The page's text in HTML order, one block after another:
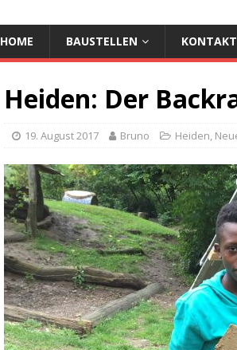
HOME BAUSTELLEN KONTAKT
Heiden: Der
19. August 2017 Bruno Heiden,